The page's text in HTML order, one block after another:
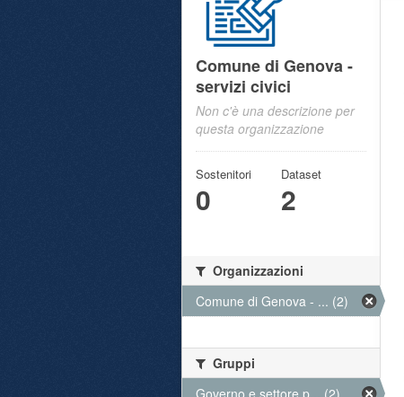
Comune di Genova -
servizi civici
Non c'è una descrizione per
questa organizzazione
Sostenitori
0
Dataset
2
Organizzazioni
Comune di Genova - ... (2)
Gruppi
Governo e settore p... (2)